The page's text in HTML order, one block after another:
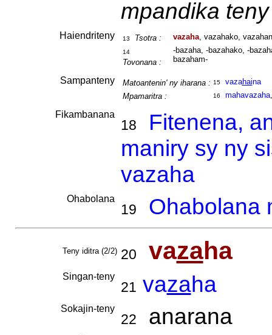
mpandika
Haiendriteny 13 Tsotra : vazaha, vazahako,
14
Tovonana :
-bazaha, -bazahako, -
bazaham-
Sampanteny Matoantenin' ny iharana : 15 vazahaina
Mpamaritra :
16 mahavazaha
Fikambanana
18
Fitenena,
maniry sy ny
vazaha
Ohabolana
19 Ohabolana
Teny iditra (2/2) 20 vazaha
Singan-teny
21 vazaha
Sokajin-teny
22 anarana